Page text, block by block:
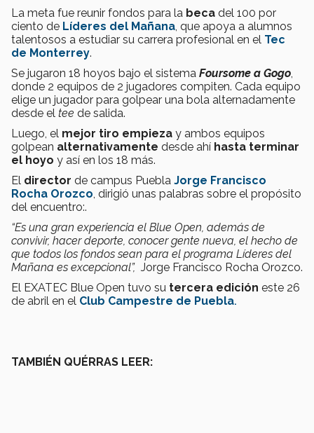
La meta fue reunir fondos para la beca del 100 por
ciento de Líderes del Mañana , que apoya a alumnos
talentosos a estudiar su carrera profesional en el Tec
de Monterrey.
Se jugaron 18 hoyos bajo el sistema Foursome a Gogo
donde 2 equipos de 2 jugadores compiten. Cada equipo
elige un jugador para golpear una bola alternadamente
desde el tee de salida.
Luego, el mejor tiro empieza y ambos equipos
golpean alternativamente desde ahí hasta terminar
el hoyo y así en los 18 más.
El director de campus Puebla Jorge Francisco
Rocha Orozco , dirigió unas palabras sobre el propósito
del encuentro:.
“Es una gran experiencia el Blue Open, además de
convivir, hacer deporte, conocer gente nueva, el hecho de
que todos los fondos sean para el programa Líderes del
Mañana es excepcional”, Jorge Francisco Rocha Orozco.
El EXATEC Blue Open tuvo su tercera edición este 26
de abril en el Club Campestre de Puebla.
TAMBIÉN QUÉRRAS LEER: